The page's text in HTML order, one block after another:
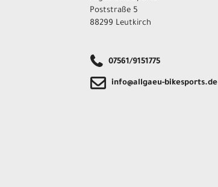
Poststraße 5
88299 Leutkirch
07561/9151775
info@allgaeu-bikesports.de